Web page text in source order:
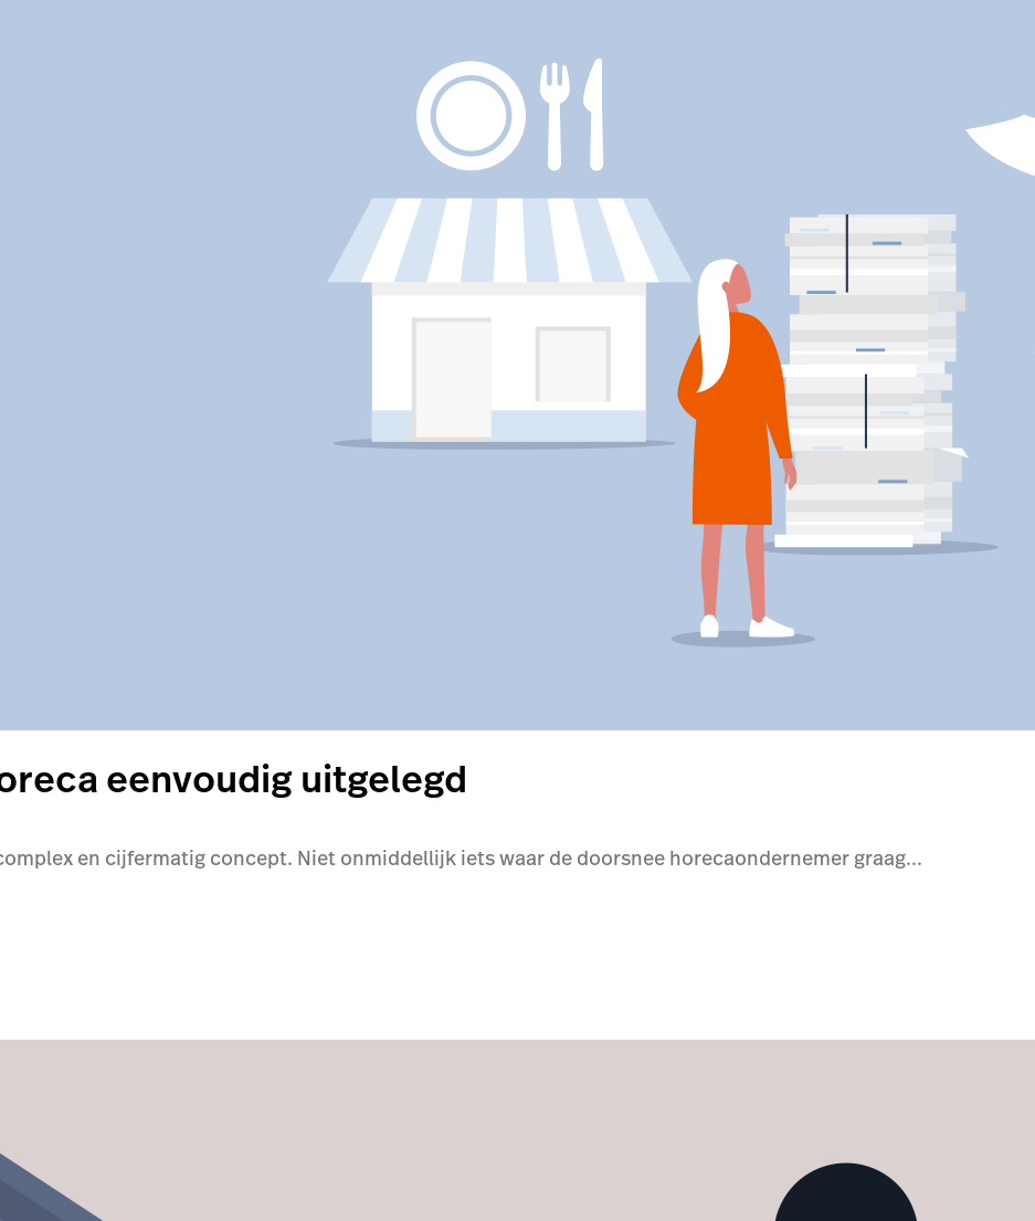
eenvoudig uitgelegd
en cijfermatig concept. Niet onmiddellijk iets waar de doorsnee horecaondernemer graag...